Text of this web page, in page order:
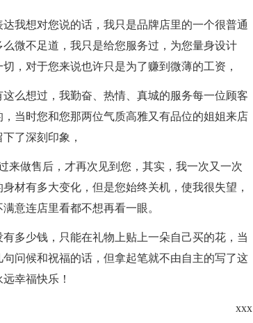
我想对您说的话，我只是品牌店里的一个很普通
微不足道，我只是给您服务过，为您量身设计
，对于您来说也许只是为了赚到微薄的工资，
么想过，我勤奋、热情、真城的服务每一位顾客
当时您和您那两位气质高雅又有品位的姐姐来店
了深刻印象，
来做售后，才再次见到您，其实，我一次又一次
材有多大变化，但是您始终关机，使我很失望，
意连店里看都不想再看一眼。
多少钱，只能在礼物上贴上一朵自己买的花，当
问候和祝福的话，但拿起笔就不由自主的写了这
幸福快乐！
xxx